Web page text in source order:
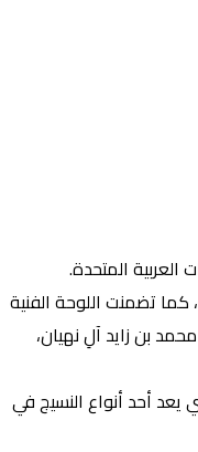
كما تضمنت اللوحة الفنية
بن زايد آلِ نهيان،
اللوحة بزخرفة السدو الذي يعد أحد أنواع النسيج في